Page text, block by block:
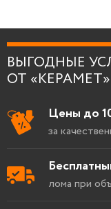
ВЫГОДНЫЕ
ОТ
Цены до
за
лома при